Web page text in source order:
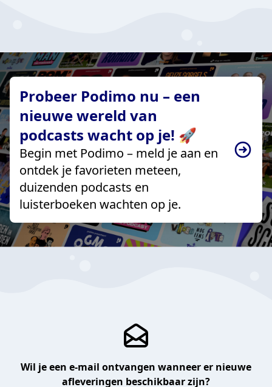
Probeer Podimo nu – een
nieuwe wereld van
podcasts wacht op je! 🚀
Begin met Podimo – meld je aan en
ontdek je favorieten meteen,
duizenden podcasts en
luisterboeken wachten op je.
Wil je een e-mail ontvangen wanneer er nieuwe
afleveringen beschikbaar zijn?